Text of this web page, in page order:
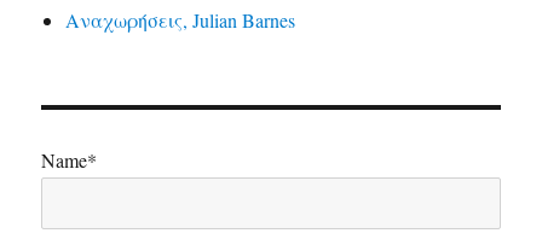
Αναχωρήσεις, Julian Barnes
Name*